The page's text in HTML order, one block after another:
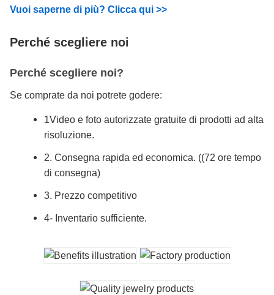
Vuoi saperne di più? Clicca qui >>
Perché scegliere noi
Perché scegliere noi?
Se comprate da noi potrete godere:
1Video e foto autorizzate gratuite di prodotti ad alta
risoluzione.
2. Consegna rapida ed economica. ((72 ore tempo
di consegna)
3. Prezzo competitivo
4- Inventario sufficiente.